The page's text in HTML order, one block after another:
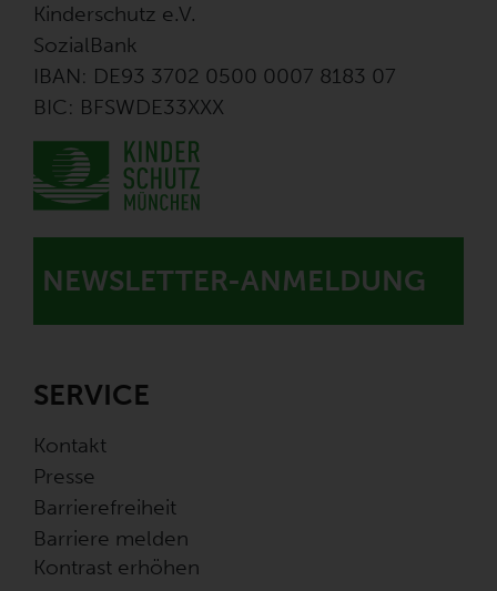
Kinderschutz e.V.
SozialBank
IBAN: DE93 3702 0500 0007 8183 07
BIC: BFSWDE33XXX
NEWSLETTER-ANMELDUNG
SERVICE
Kontakt
Presse
Barrierefreiheit
Barriere melden
Kontrast erhöhen